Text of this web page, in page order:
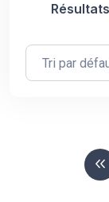
Tri par